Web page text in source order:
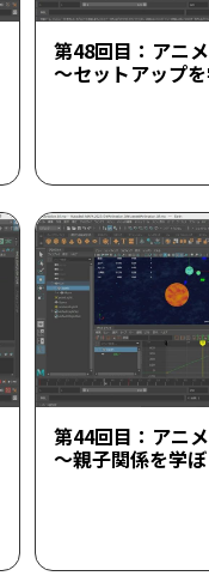
第48回目：アニ
～セットアップ
第44回目：アニ
～親子関係を学